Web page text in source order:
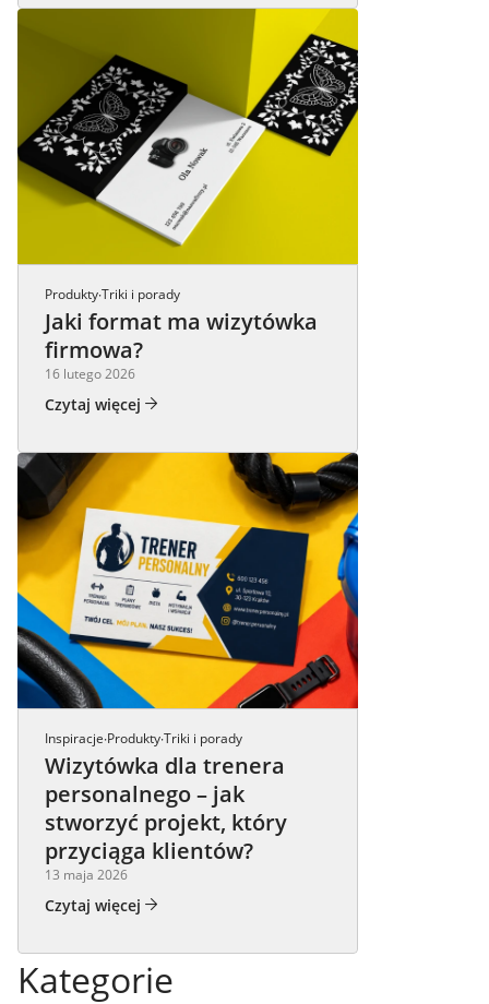
Produkty·Triki i porady
Jaki format ma wizytówka
firmowa?
16 lutego 2026
Czytaj więcej
Inspiracje·Produkty·Triki i porady
Wizytówka dla trenera
personalnego – jak
stworzyć projekt, który
przyciąga klientów?
13 maja 2026
Czytaj więcej
Kategorie